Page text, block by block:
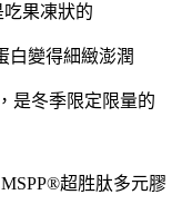
果凍狀的
白變得細緻澎潤
是冬季限定限量的